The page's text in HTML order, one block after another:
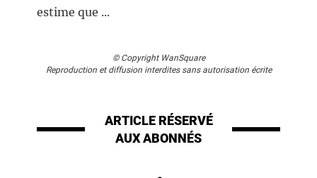
estime que ...
© Copyright WanSquare
Reproduction et diffusion interdites sans autorisation écrite
ARTICLE RÉSERVÉ
AUX ABONNÉS